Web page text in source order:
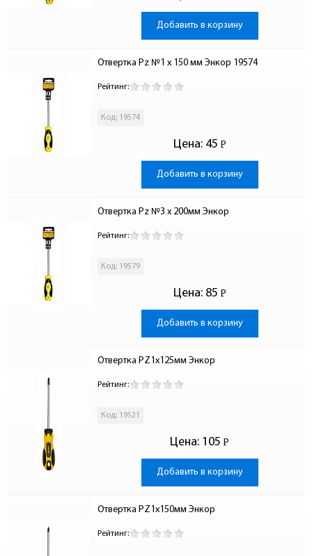
Добавить в корзину
Отвертка Pz №1 x 150 мм Энкор 19574
Рейтинг:
Код: 19574
Цена: 45 Р
-
Добавить в корзину
Отвертка Pz №3 x 200мм Энкор
Рейтинг:
Код: 19579
Цена: 85 Р
-
Добавить в корзину
Отвертка PZ1х125мм Энкор
Рейтинг:
Код: 19521
Цена: 105 Р
-
Добавить в корзину
Отвертка PZ1х150мм Энкор
Рейтинг: